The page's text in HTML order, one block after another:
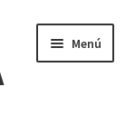
Menú